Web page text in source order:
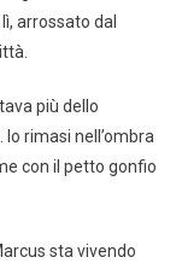
arrossato dal
più dello
Io rimasi nell’ombra
con il petto gonfio
sta vivendo